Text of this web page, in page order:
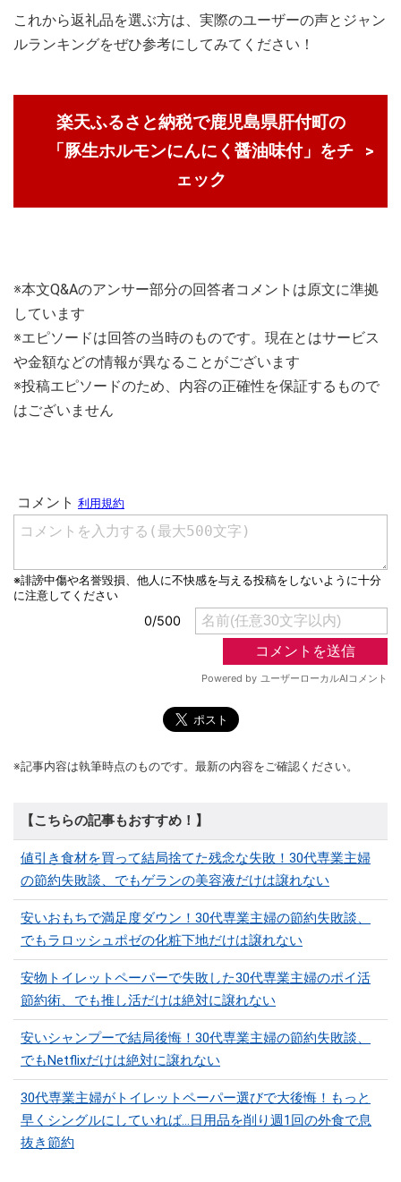
これから返礼品を選ぶ方は、実際のユーザーの声とジャン
ルランキングをぜひ参考にしてみてください！
楽天ふるさと納税で鹿児島県肝付町の
「豚生ホルモンにんにく醤油味付」をチ
ェック
※本文Q&Aのアンサー部分の回答者コメントは原文に準拠
しています
※エピソードは回答の当時のものです。現在とはサービス
や金額などの情報が異なることがございます
※投稿エピソードのため、内容の正確性を保証するもので
はございません
※記事内容は執筆時点のものです。最新の内容をご確認ください。
【こちらの記事もおすすめ！】
値引き食材を買って結局捨てた残念な失敗！30代専業主婦
の節約失敗談、でもゲランの美容液だけは譲れない
安いおもちで満足度ダウン！30代専業主婦の節約失敗談、
でもラロッシュポゼの化粧下地だけは譲れない
安物トイレットペーパーで失敗した30代専業主婦のポイ活
節約術、でも推し活だけは絶対に譲れない
安いシャンプーで結局後悔！30代専業主婦の節約失敗談、
でもNetflixだけは絶対に譲れない
30代専業主婦がトイレットペーパー選びで大後悔！もっと
早くシングルにしていれば…日用品を削り週1回の外食で息
抜き節約